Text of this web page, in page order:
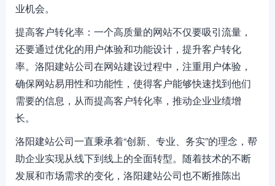
业机会。
提高客户转化率：一个高质量的网站不仅要吸引流量，
还要通过优化的用户体验和功能设计，提升客户转化
率。洛阳建站公司在网站建设过程中，注重用户体验，
确保网站易用性和功能性，使得客户能够快速找到他们
需要的信息，从而提高客户转化率，推动企业业绩增
长。
洛阳建站公司一直秉承着“创新、专业、务实”的理念，帮
助企业实现从线下到线上的全面转型。随着技术的不断
发展和市场需求的变化，洛阳建站公司也不断推陈出